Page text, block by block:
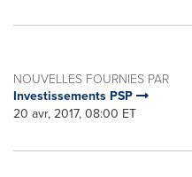
NOUVELLES FOURNIES PAR
Investissements PSP
20 avr, 2017, 08:00 ET